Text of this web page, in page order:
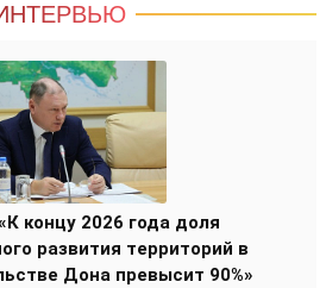
концу 2026 года доля
развития территорий в
Дона превысит 90%»